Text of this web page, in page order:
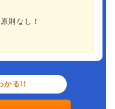
則なし！
かる!!